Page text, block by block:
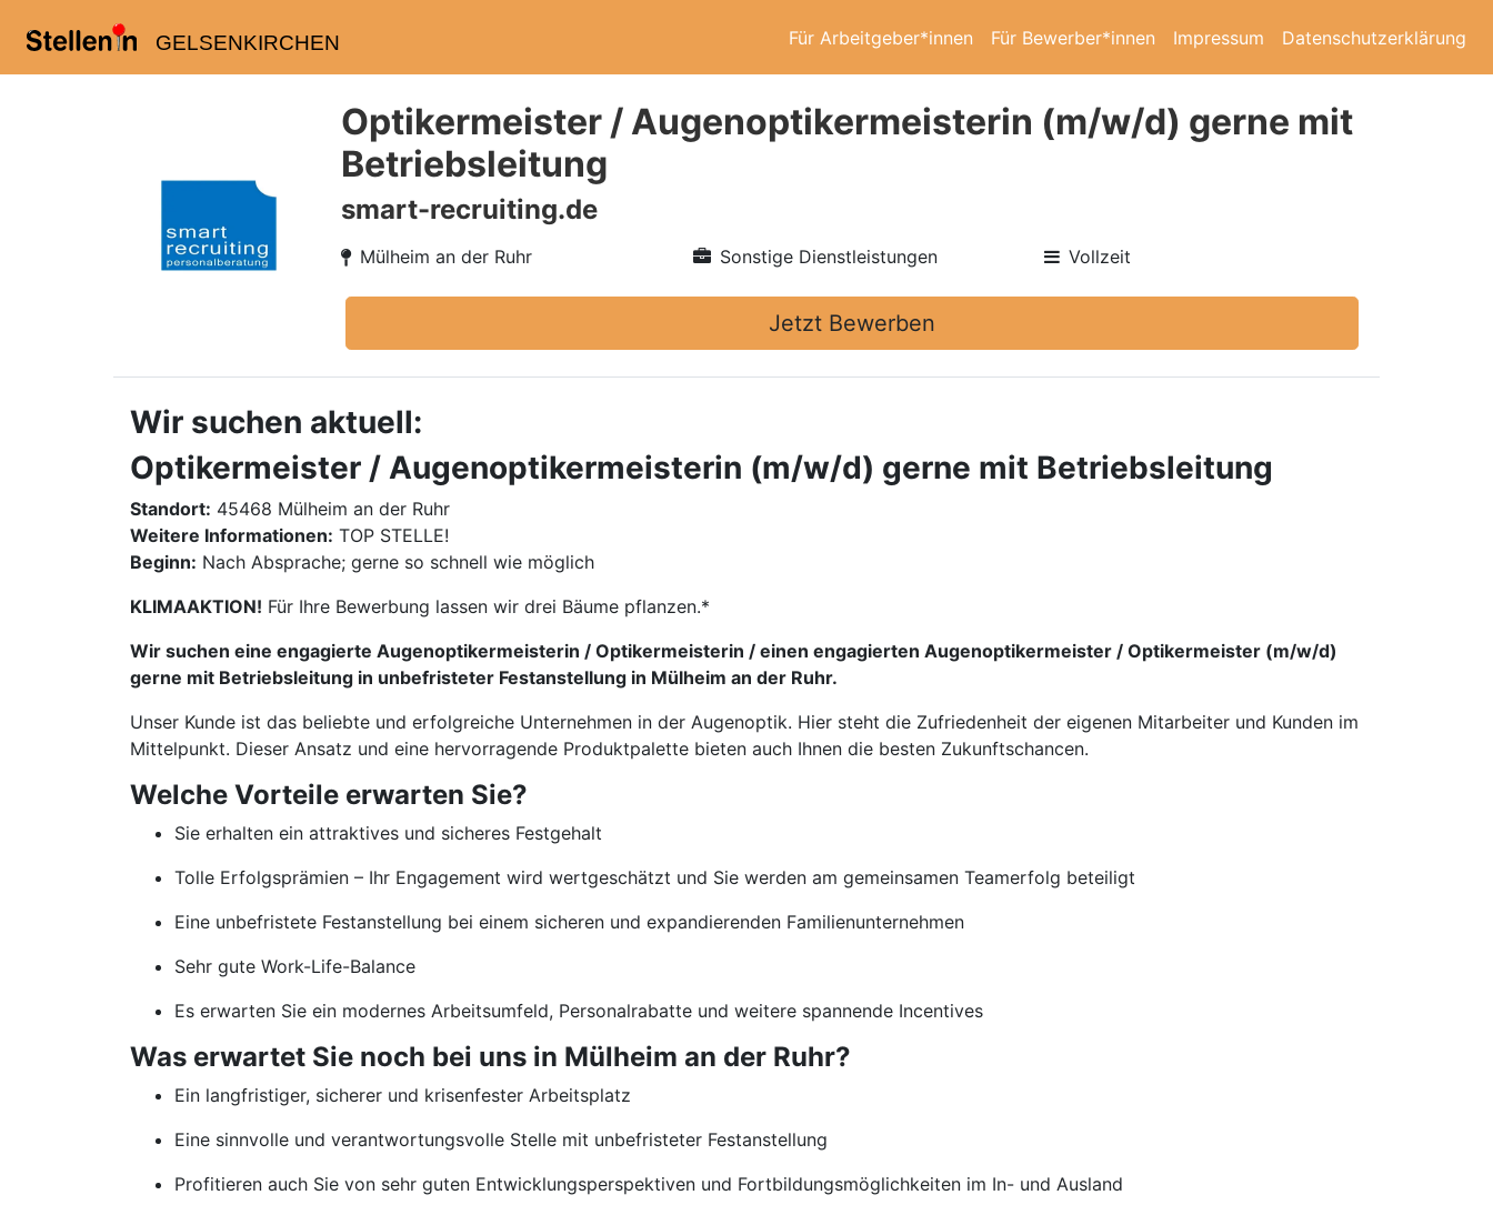
GELSENKIRCHEN Für Arbeitgeber*innen Für Bewerber*innen Impressum Datenschutzerklärung
Optikermeister / Augenoptikermeisterin (m/w/d) gerne mit
Betriebsleitung
smart-recruiting.de
Mülheim an der Ruhr Sonstige Dienstleistungen Vollzeit
Jetzt Bewerben
Wir suchen aktuell:
Optikermeister / Augenoptikermeisterin (m/w/d) gerne mit Betriebsleitung
Standort: 45468 Mülheim an der Ruhr
Weitere Informationen: TOP STELLE!
Beginn: Nach Absprache; gerne so schnell wie möglich
KLIMAAKTION! Für Ihre Bewerbung lassen wir drei Bäume pflanzen.*
Wir suchen eine engagierte Augenoptikermeisterin / Optikermeisterin / einen engagierten Augenoptikermeister / Optikermeister (m/w/d)
gerne mit Betriebsleitung in unbefristeter Festanstellung in Mülheim an der Ruhr.
Unser Kunde ist das beliebte und erfolgreiche Unternehmen in der Augenoptik. Hier steht die Zufriedenheit der eigenen Mitarbeiter und Kunden im
Mittelpunkt. Dieser Ansatz und eine hervorragende Produktpalette bieten auch Ihnen die besten Zukunftschancen.
Welche Vorteile erwarten Sie?
Sie erhalten ein attraktives und sicheres Festgehalt
Tolle Erfolgsprämien – Ihr Engagement wird wertgeschätzt und Sie werden am gemeinsamen Teamerfolg beteiligt
Eine unbefristete Festanstellung bei einem sicheren und expandierenden Familienunternehmen
Sehr gute Work-Life-Balance
Es erwarten Sie ein modernes Arbeitsumfeld, Personalrabatte und weitere spannende Incentives
Was erwartet Sie noch bei uns in Mülheim an der Ruhr?
Ein langfristiger, sicherer und krisenfester Arbeitsplatz
Eine sinnvolle und verantwortungsvolle Stelle mit unbefristeter Festanstellung
Profitieren auch Sie von sehr guten Entwicklungsperspektiven und Fortbildungsmöglichkeiten im In- und Ausland